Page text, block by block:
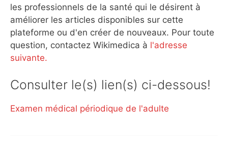
les professionnels de la santé qui le désirent à
améliorer les articles disponibles sur cette
plateforme ou d'en créer de nouveaux. Pour toute
question, contactez Wikimedica à l'adresse
suivante.
Consulter le(s) lien(s) ci-dessous!
Examen médical périodique de l'adulte